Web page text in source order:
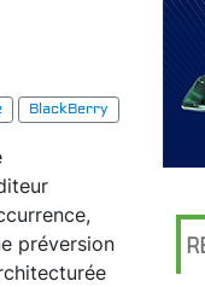
BlackBerry
préversion